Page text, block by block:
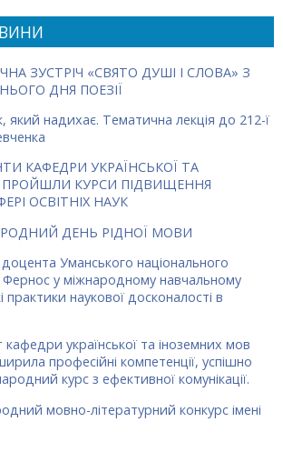
ЗУСТРІЧ «СВЯТО ДУШІ І СЛОВА» З
ДНЯ ПОЕЗІЇ
який надихає. Тематична лекція до 212-ї
КАФЕДРИ УКРАЇНСЬКОЇ ТА
КУРСИ ПІДВИЩЕННЯ
ОСВІТНІХ НАУК
ДЕНЬ РІДНОЇ МОВИ
Уманського національного
Фернос у міжнародному навчальному
практики наукової досконалості в
української та іноземних мов
професійні компетенції, успішно
курс з ефективної комунікації.
мовно-літературний конкурс імені